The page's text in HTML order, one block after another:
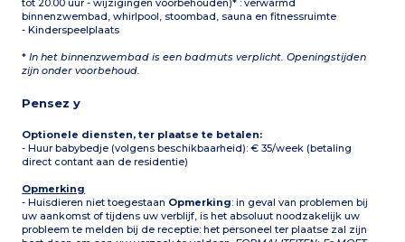
tot 20.00 uur - wijzigingen voorbehouden)* : verwarmd
binnenzwembad, whirlpool, stoombad, sauna en fitnessruimte
- Kinderspeelplaats
*In het binnenzwembad is een badmuts verplicht. Openingstijden
zijn onder voorbehoud.
Pensez y
Optionele diensten, ter plaatse te betalen:
- Huur babybedje (volgens beschikbaarheid): € 35/week (betaling
direct contant aan de residentie)
Opmerking
- Huisdieren niet toegestaan Opmerking: in geval van problemen bij
uw aankomst of tijdens uw verblijf, is het absoluut noodzakelijk uw
probleem te melden bij de receptie: het personeel ter plaatse zal zijn